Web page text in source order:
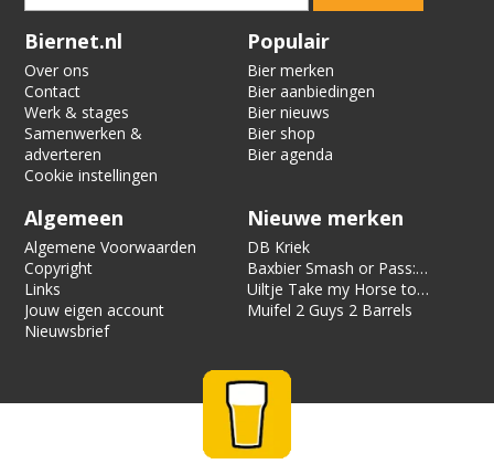
Verification code:
Biernet.nl
Over ons
Contact
Werk & stages
Samenwerken &
adverteren
Cookie instellingen
Populair
Bier merken
Bier aanbiedingen
Bier nieuws
Bier shop
Bier agenda
Algemeen
Algemene Voorwaarden
Copyright
Links
Jouw eigen account
Nieuwsbrief
Nieuwe merken
DB Kriek
Baxbier Smash or Pass:
Strata
Uiltje Take my Horse to
the Hotel Room
Muifel 2 Guys 2 Barrels